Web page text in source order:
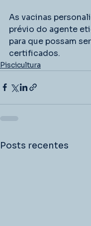
As vacinas
prévio do agente
para que possam
certificados.
Piscicultura
Posts recentes